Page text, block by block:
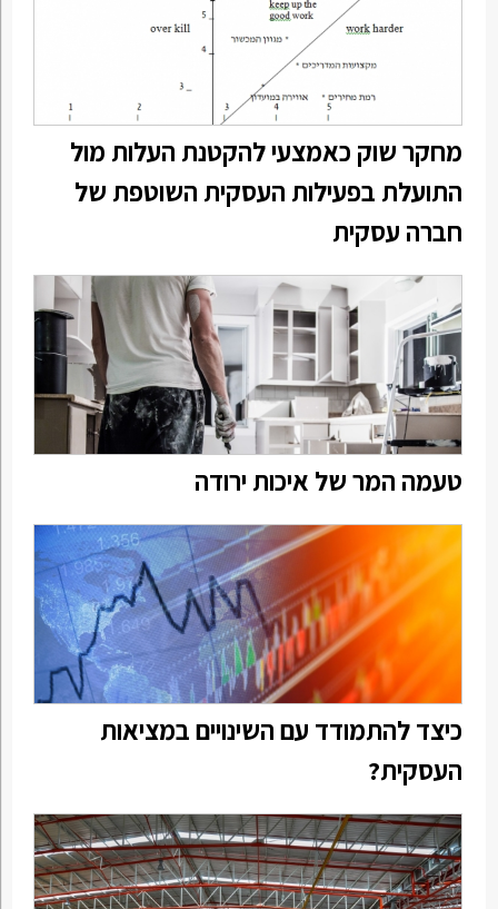
מחקר שוק כאמצעי להקטנת העלות מול
התועלת בפעילות העסקית השוטפת של
חברה עסקית
טעמה המר של איכות ירודה
כיצד להתמודד עם השינויים במציאות
העסקית?